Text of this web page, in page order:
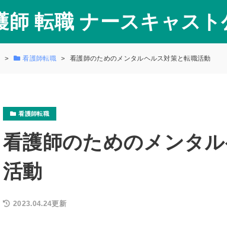
師 転職 ナースキャスト
看護師転職 看護師のためのメンタルヘルス対策と転職活動
看護師転職
看護師のためのメンタ
活動
2023.04.24更新